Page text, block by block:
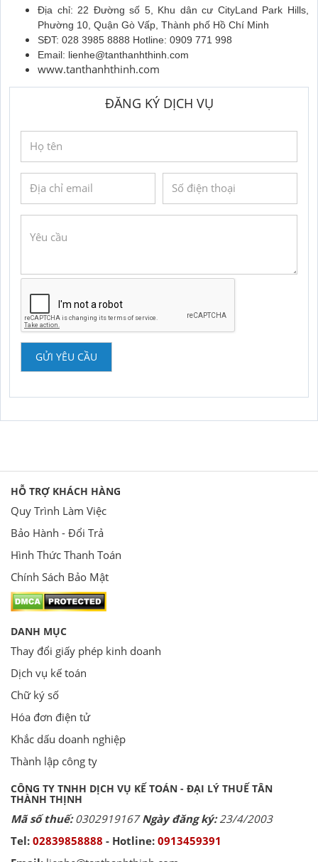
Địa chỉ: 22 Đường số 5, Khu dân cư CityLand Park Hills,
Phường 10, Quận Gò Vấp, Thành phố Hồ Chí Minh
SĐT: 028 3985 8888 Hotline: 0909 771 998
Email: lienhe@tanthanhthinh.com
www.tanthanhthinh.com
ĐĂNG KÝ DỊCH VỤ
GỬI YÊU CẦU
HỖ TRỢ KHÁCH HÀNG
Quy Trình Làm Việc
Bảo Hành - Đổi Trả
Hình Thức Thanh Toán
Chính Sách Bảo Mật
DANH MỤC
Thay đổi giấy phép kinh doanh
Dịch vụ kế toán
Chữ ký số
Hóa đơn điện tử
Khắc dấu doanh nghiệp
Thành lập công ty
CÔNG TY TNHH DỊCH VỤ KẾ TOÁN - ĐẠI LÝ THUẾ TÂN
THÀNH THỊNH
Mã số thuế:0302919167Ngày đăng ký:23/4/2003
Tel: 02839858888 - Hotline: 0913459391